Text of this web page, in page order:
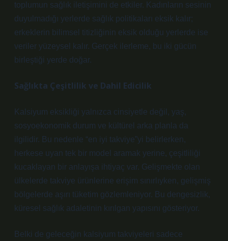
toplumun sağlık iletişimini de etkiler. Kadınların sesinin
duyulmadığı yerlerde sağlık politikaları eksik kalır;
erkeklerin bilimsel titizliğinin eksik olduğu yerlerde ise
veriler yüzeysel kalır. Gerçek ilerleme, bu iki gücün
birleştiği yerde doğar.
Sağlıkta Çeşitlilik ve Dahil Edicilik
Kalsiyum eksikliği yalnızca cinsiyetle değil, yaş,
sosyoekonomik durum ve kültürel arka planla da
ilgilidir. Bu nedenle “en iyi takviye”yi belirlerken,
herkese uyan tek bir model aramak yerine, çeşitliliği
kucaklayan bir anlayışa ihtiyaç var. Gelişmekte olan
ülkelerde takviye ürünlerine erişim sınırlıyken, gelişmiş
bölgelerde aşırı tüketim gözlemleniyor. Bu dengesizlik,
küresel sağlık adaletinin kırılgan yapısını gösteriyor.
Belki de geleceğin kalsiyum takviyeleri sadece